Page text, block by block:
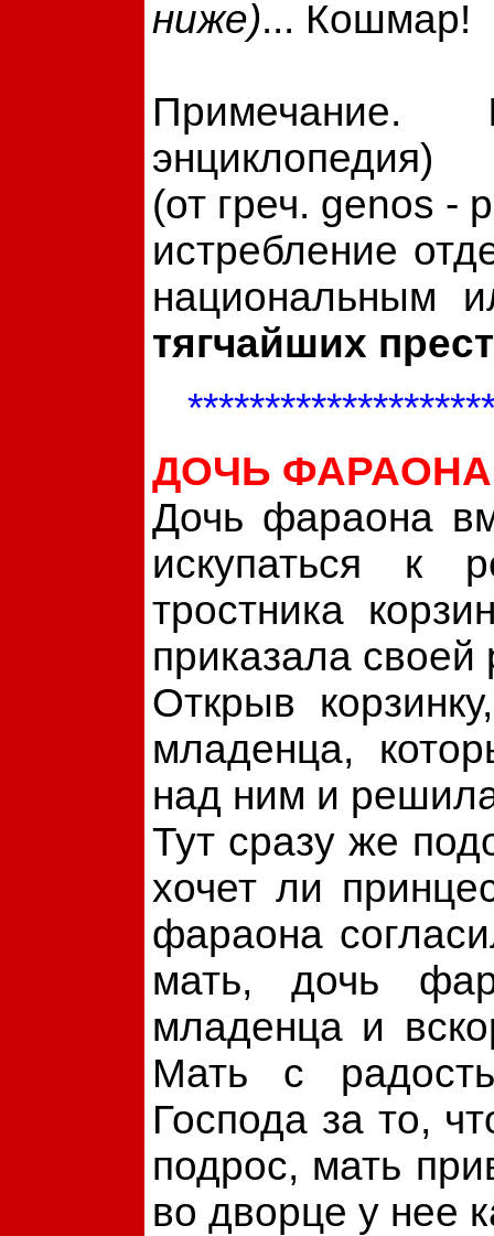
ниже)... Кошмар!
Примечание.
энциклопедия)
(от греч. genos -
истребление
национальным
тягчайших
ДОЧЬ
Дочь фараона
искупаться к
тростника
приказала
Открыв
младенца,
над ним и
Тут сразу же
хочет ли
фараона
мать, дочь
младенца и
Мать с
Господа за то,
подрос, мать
во дворце у нее